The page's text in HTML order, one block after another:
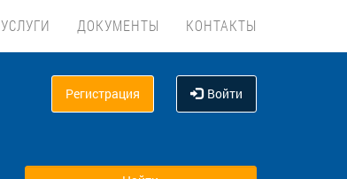
УСЛУГИ ДОКУМЕНТЫ КОНТАКТЫ
Регистрация Войти